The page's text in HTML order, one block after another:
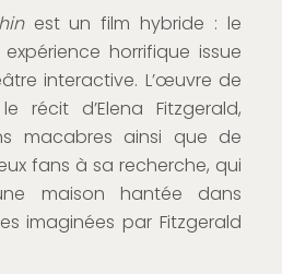
est un film hybride : le
horrifique issue
interactive. L’œuvre de
récit d’Elena Fitzgerald,
macabres ainsi que de
fans à sa recherche, qui
maison hantée dans
imaginées par Fitzgerald